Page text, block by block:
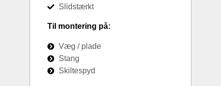
Slidstærkt
Til montering på:
Væg / plade
Stang
Skiltespyd